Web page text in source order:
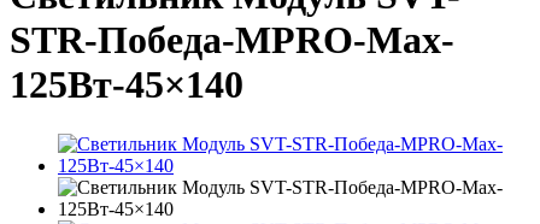
STR-Победа-MPRO-Max-
125Вт-45×140